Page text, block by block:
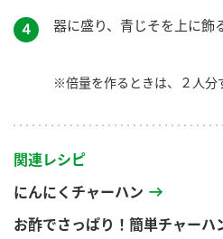
４ 器に盛り、青じそを上に飾
※倍量を作るときは、２人分
関連レシピ
にんにくチャーハン
お酢でさっぱり！簡単チャーハ